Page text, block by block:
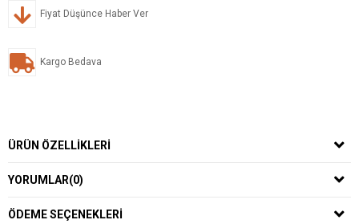
Fiyat Düşünce Haber Ver
Kargo Bedava
ÜRÜN ÖZELLIKLERI
YORUMLAR(0)
ÖDEME SEÇENEKLERI